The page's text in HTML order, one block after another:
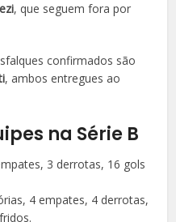
, que seguem fora por
confirmados são
, ambos entregues ao
na Série B
3 derrotas, 16 gols
4 empates, 4 derrotas,